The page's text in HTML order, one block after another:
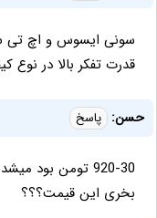
سونی ایسوس و اچ تی
قدرت تفکر بالا در
حسن: پاسخ
920-30 تومن بود
بخری این قیمت؟؟؟